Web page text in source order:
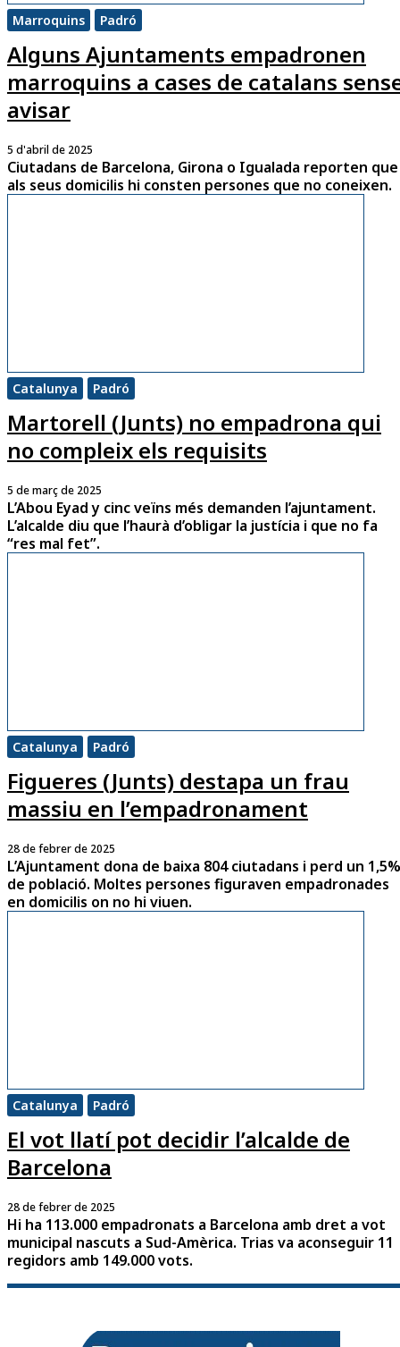
Marroquins Padró
Alguns Ajuntaments empadronen
marroquins a cases de catalans
avisar
5 d'abril de 2025
Ciutadans de Barcelona, Girona o Igualada reporten que
als seus domicilis hi consten persones que no coneixen.
Catalunya Padró
Martorell (Junts) no empadrona qui
no compleix els requisits
5 de març de 2025
L’Abou Eyad y cinc veïns més demanden l’ajuntament.
L’alcalde diu que l’haurà d’obligar la justícia i que no fa
“res mal fet”.
Catalunya Padró
Figueres (Junts) destapa un frau
massiu en l’empadronament
28 de febrer de 2025
L’Ajuntament dona de baixa 804 ciutadans i perd un 1,5%
de població. Moltes persones figuraven empadronades
en domicilis on no hi viuen.
Catalunya Padró
El vot llatí pot decidir l’alcalde de
Barcelona
28 de febrer de 2025
Hi ha 113.000 empadronats a Barcelona amb dret a vot
municipal nascuts a Sud-Amèrica. Trias va aconseguir 11
regidors amb 149.000 vots.